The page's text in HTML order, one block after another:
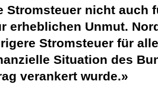
nicht auch
erheblichen Unmut.
Stromsteuer für
Situation des
verankert wurde.»